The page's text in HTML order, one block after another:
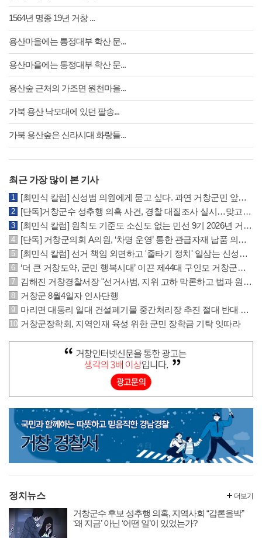
1564년 명종 19년 거창 ...
용산마을에는 통정대부 학산 문...
용산마을에는 통정대부 학산 문...
용산숲 근처의 가조면 원천마을...
가북 용산 낙모대에 있던 팔송...
가북 용산숲은 신라시대 화랑들...
최근 가장 많이 본 기사
[최민식 칼럼] 신성범 의원에게 묻고 싶다. 과연 거창군민 앞에 떳떳한가?
[단독]거창군수 성추행 의혹 사건, 경찰 대질조사 실시…맞고소 속 수사 본격화
[최민식 칼럼] 원칙도 기준도 소신도 없는 민선 9기 2026년 거창군청 하반기 정기인사
[단독] 거창군의회 A의원, ‘차명 운영’ 통한 관급자재 납품 의혹 파문
[최민식 칼럼] 선거 책임 외면하고 '줄타기 정치' 일삼는 신성범 의원의 비겁한 민낯
‘더 큰 거창도약, 군민 행복시대’ 이끈 제44대 구인모 거창군수 퇴임식 개최
김해진 거창경찰서장 "선거사범, 지위 고하 막론하고 법과 원칙 따라 엄정 수사"
거창군 8월4일자 인사단행
마리면 대동리 일대 건설폐기물 중간처리장 추진 절대 반대 기자 회견 및 집회
거창군장학회, 지역인재 육성 위한 군민 장학금 기탁 잇따라
정치뉴스
거창군수 후보 성추행 의혹, 지역사회 “갑론을박”
‘왜 지금’ 아닌 ‘어떤 일’이 있었는가?
더보기